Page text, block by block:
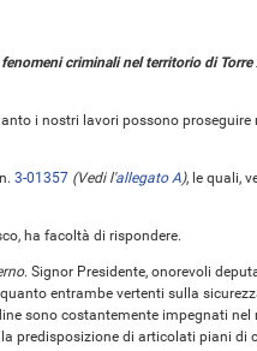
criminali nel territorio di
i nostri lavori possono
3-01357 (Vedi l'allegato A), le quali,
ha facoltà di rispondere.
. Signor Presidente, onorevoli
entrambe vertenti sulla
sono costantemente impegnati
predisposizione di articolati piani